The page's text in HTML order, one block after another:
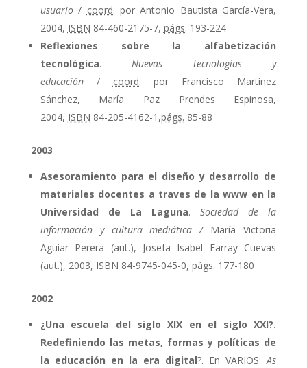
usuario/ coord. por Antonio Bautista García-Vera,
2004, ISBN 84-460-2175-7, págs. 193-224
Reflexiones sobre la alfabetización
tecnológica.Nuevas tecnologías y
educación / coord. por Francisco Martínez
Sánchez, María Paz Prendes Espinosa,
2004, ISBN 84-205-4162-1,págs. 85-88
2003
Asesoramiento para el diseño y desarrollo de
materiales docentes a traves de la www en la
Universidad de La Laguna.Sociedad de la
información y cultura mediática /María Victoria
Aguiar Perera (aut.), Josefa Isabel Farray Cuevas
(aut.), 2003, ISBN 84-9745-045-0, págs. 177-180
2002
¿Una escuela del siglo XIX en el siglo XXI?.
Redefiniendo las metas, formas y políticas de
la educación en la era digital?. En VARIOS:As